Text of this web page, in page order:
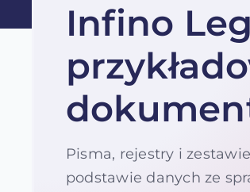
Infino
Pisma, rejestry i
podstawie danych ze